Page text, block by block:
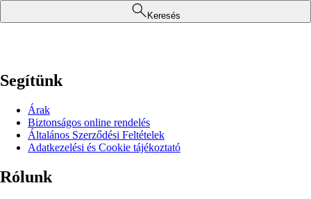
Keresés
Segítünk
Árak
Biztonságos online rendelés
Általános Szerződési Feltételek
Adatkezelési és Cookie tájékoztató
Rólunk